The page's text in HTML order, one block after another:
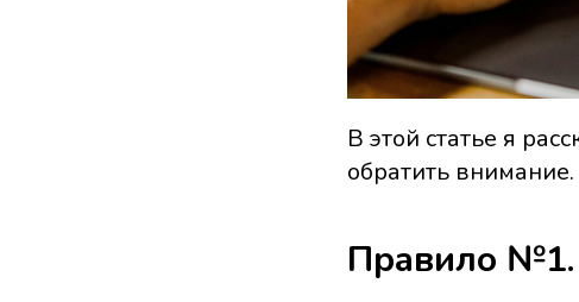
В этой статье я
обратить внимание.
Правило